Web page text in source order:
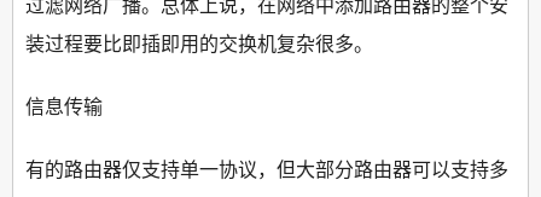
过滤网络广播。总体上说，在网络中添加路由器的整个安
装过程要比即插即用的交换机复杂很多。
信息传输
有的路由器仅支持单一协议，但大部分路由器可以支持多